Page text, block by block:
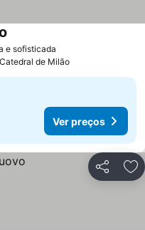
e sofisticada
de Milão
Ver preços
Partilhar